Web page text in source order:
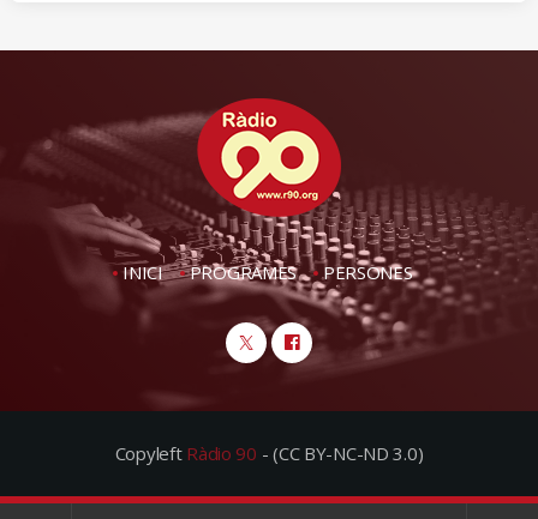
INICI PROGRAMES PERSONES
Copyleft Ràdio 90 - (CC BY-NC-ND 3.0)